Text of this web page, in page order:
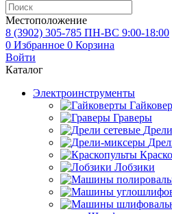
Местоположение
8 (3902) 305-785 ПН-ВС 9:00-18:00
0 Избранное 0 Корзина
Войти
Каталог
Электроинструменты
Граверы
Лобзики